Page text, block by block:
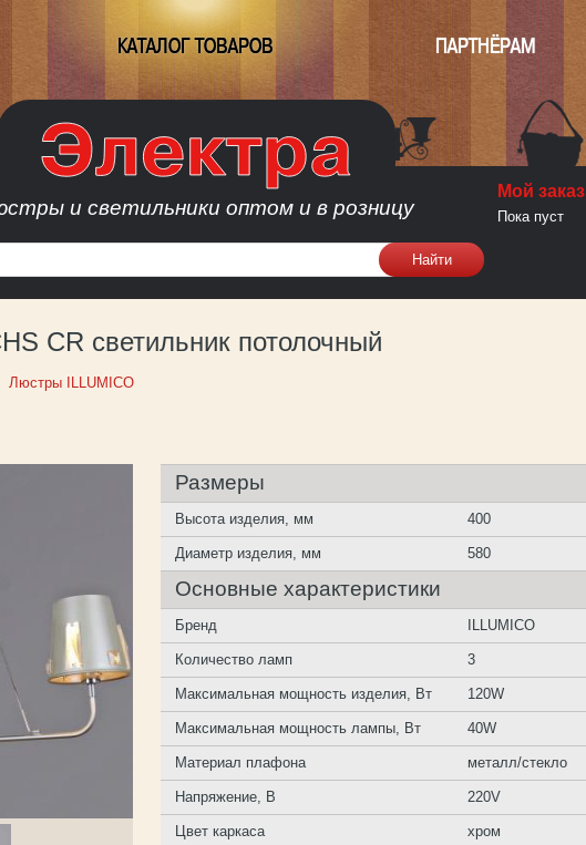
КАТАЛОГ ТОВАРОВ ПАРТНЁРАМ
и светильники оптом и в розницу
Мой заказ
Пока пуст
CR светильник потолочный
Люстры ILLUMICO
Размеры
Высота изделия, мм 400
Диаметр изделия, мм 580
Основные характеристики
Бренд ILLUMICO
Количество ламп 3
Максимальная мощность изделия, Вт 120W
Максимальная мощность лампы, Вт 40W
Материал плафона металл/стекло
Напряжение, В 220V
Цвет каркаса хром